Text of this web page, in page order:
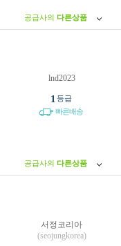
공급사의 다른상품
lnd2023
1 등급
빠른배송
공급사의 다른상품
서정코리아
(seojungkorea)